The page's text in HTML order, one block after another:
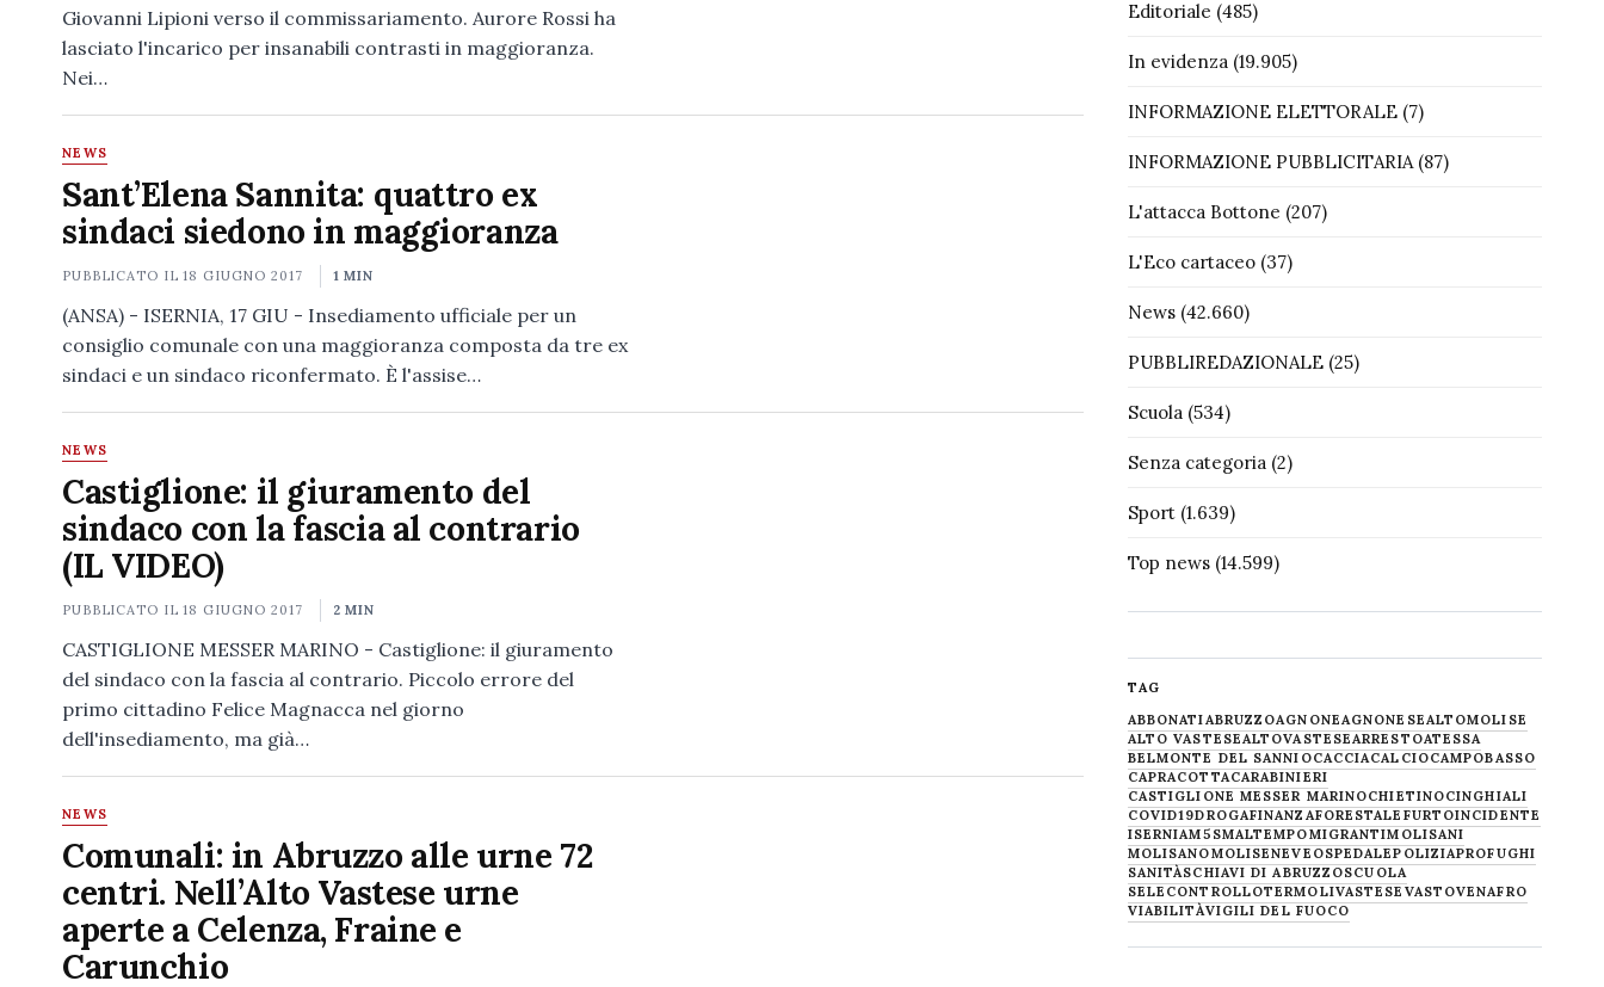
Giovanni Lipioni verso il commissariamento. Aurore Rossi ha
lasciato l'incarico per insanabili contrasti in maggioranza.
Nei…
NEWS
Sant’Elena Sannita: quattro ex
sindaci siedono in maggioranza
PUBBLICATO IL18 GIUGNO 2017 1 MIN
(ANSA) - ISERNIA, 17 GIU - Insediamento ufficiale per un
consiglio comunale con una maggioranza composta da tre ex
sindaci e un sindaco riconfermato. È l'assise…
NEWS
Castiglione: il giuramento del
sindaco con la fascia al contrario
(IL VIDEO)
PUBBLICATO IL18 GIUGNO 2017 2 MIN
CASTIGLIONE MESSER MARINO - Castiglione: il giuramento
del sindaco con la fascia al contrario. Piccolo errore del
primo cittadino Felice Magnacca nel giorno
dell'insediamento, ma già…
NEWS
Comunali: in Abruzzo alle urne 72
centri. Nell’Alto Vastese urne
aperte a Celenza, Fraine e
Carunchio
Editoriale (485)
In evidenza(19.905)
INFORMAZIONE ELETTORALE(7)
INFORMAZIONE PUBBLICITARIA(87)
L'attacca Bottone (207)
L'Eco cartaceo(37)
News(42.660)
PUBBLIREDAZIONALE(25)
Scuola(534)
Senza categoria(2)
Sport(1.639)
Top news(14.599)
TAG
ABBONATIABRUZZOAGNONEAGNONESEALTOMOLISE
ALTO VASTESEALTOVASTESEARRESTOATESSA
BELMONTE DEL SANNIOCACCIACALCIOCAMPOBASSO
CAPRACOTTACARABINIERI
CASTIGLIONE MESSER MARINOCHIETINOCINGHIALI
COVID19DROGAFINANZAFORESTALE FURTOINCIDENTE
ISERNIAM5SMALTEMPOMIGRANTIMOLISANI
MOLISANOMOLISENEVE OSPEDALEPOLIZIAPROFUGHI
SANITÀSCHIAVI DI ABRUZZOSCUOLA
SELECONTROLLOTERMOLIVASTESE VASTOVENAFRO
VIABILITÀVIGILI DEL FUOCO